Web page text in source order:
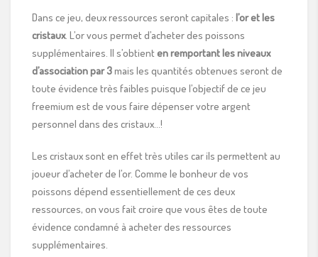
Dans ce jeu, deux ressources seront capitales : l’or et les
cristaux. L’or vous permet d’acheter des poissons
supplémentaires. Il s’obtienten remportant les niveaux
d’association par 3mais les quantités obtenues seront de
toute évidence très faibles puisque l’objectif de ce jeu
freemium est de vous faire dépenser votre argent
personnel dans des cristaux…!
Les cristaux sont en effet très utiles car ils permettent au
joueur d’acheter de l’or. Comme le bonheur de vos
poissons dépend essentiellement de ces deux
ressources, on vous fait croire que vous êtes de toute
évidence condamné à acheter des ressources
supplémentaires.